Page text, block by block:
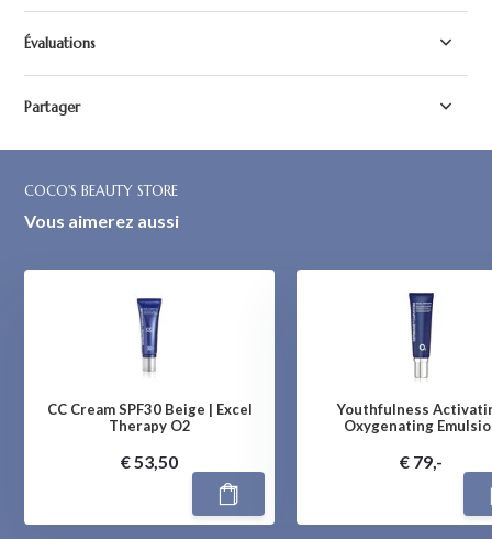
Évaluations
Partager
COCO'S BEAUTY STORE
Vous aimerez aussi
CC Cream SPF30 Beige | Excel
Therapy O2
€ 53,50
Youthfulness
Oxygenating
€ 79,-